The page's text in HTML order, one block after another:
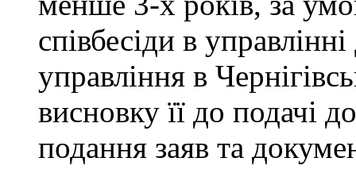
співбесіди в
управління в
висновку її до подачі
подання заяв та